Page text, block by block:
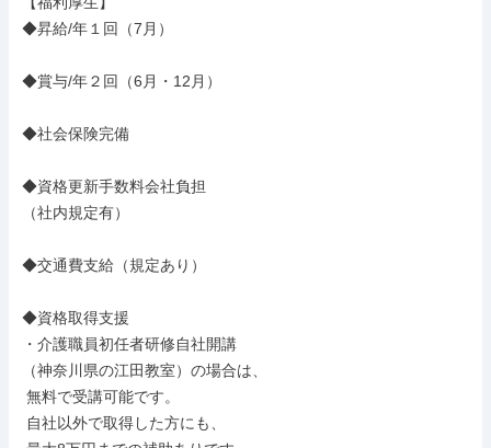
◆昇給/年１回（7月）
◆賞与/年２回（6月・12月）
◆社会保険完備
◆資格更新手数料会社負担
（社内規定有）
◆交通費支給（規定あり）
◆資格取得支援
・介護職員初任者研修自社開講
（神奈川県の江田教室）の場合は、